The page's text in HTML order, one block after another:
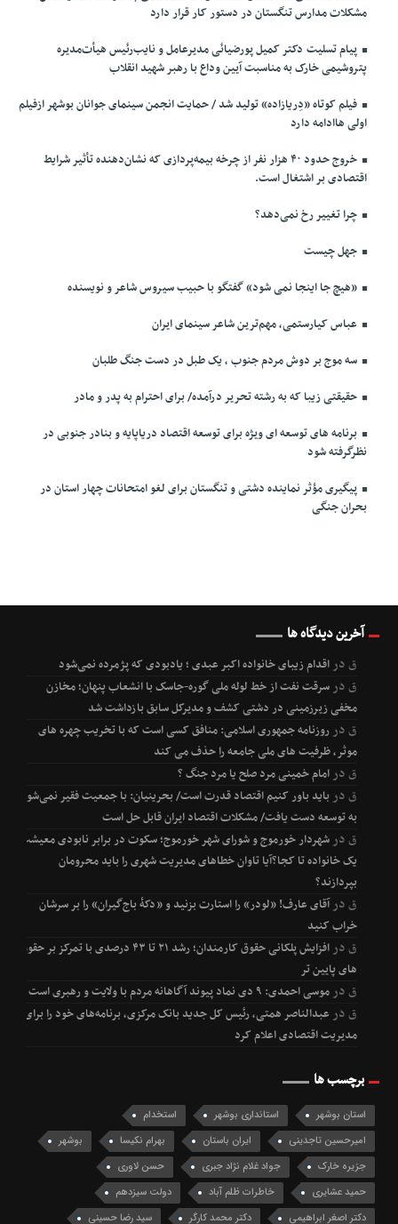
مشکلات مدارس تنگستان در دستور کار قرار دارد
پیام تسلیت دکتر کمیل پورضیائی مدیرعامل و نایب‌رئیس هیأت‌مدیره
پتروشیمی خارک به مناسبت آیین وداع با رهبر شهید انقلاب
فیلم کوتاه «دِریازاده» تولید شد / حمایت انجمن سینمای جوانان بوشهر ازفیلم
اولی هاادامه دارد
خروج حدود ۴۰ هزار نفر از چرخه بیمه‌پردازی که نشان‌دهنده تأثیر شرایط
اقتصادی بر اشتغال است.
چرا تغییر رخ نمی‌دهد؟
جهل چیست
«هیچ جا اینجا نمی شود» گفتگو با حبیب سیروس شاعر و نویسنده
عباس کیارستمی، مهم‌ترین شاعر سینمای ایران
سه موج بر دوش مردم جنوب ، یک طبل در دست جنگ طلبان
حقیقتی زیبا که به رشته تحریر درآمده/ برای احترام به پدر و مادر
برنامه های توسعه ای ویژه برای توسعه اقتصاد دریاپایه و بنادر جنوبی در
نظرگرفته شود
پیگیری مؤثر نماینده دشتی و تنگستان برای لغو امتحانات چهار استان در
بحران جنگی
آخرین دیدگاه ها
قدراقدام زیبای خانواده اکبر عبدی ؛ یادبودی که پژمرده نمی‌شود
قدرسرقت نفت از خط لوله ملی گوره-جاسک با انشعاب پنهان؛ مخازن
مخفی زیرزمینی در دشتی کشف و مدیرکل سابق بازداشت شد
قدرروزنامه جمهوری اسلامی: منافق کسی است که با تخریب چهره های
موثر، ظرفیت های ملی جامعه را حذف می کند
قدرامام خمینی مرد صلح یا مرد جنگ ؟
قدرباید باور کنیم اقتصاد قدرت است/ بحرینیان: با جمعیت فقیر نمی‌شود
به توسعه دست یافت/ مشکلات اقتصاد ایران قابل حل است
قدرشهردار خورموج و شورای شهر خورموج؛ سکوت در برابر نابودی معیشت
یک خانواده تا کجا؟آیا تاوان خطاهای مدیریت شهری را باید محرومان
بپردازند؟
قدرآقای عارف! «لودر» را استارت بزنید و «دکۀ باج‌گیران» را بر سرشان
خراب کنید
قدر
افزایش پلکانی حقوق کارمندان؛ رشد ۲۱ تا ۴۳ درصدی با تمرکز بر حقوق
های پایین تر
قدرموسی احمدی: ۹ دی نماد پیوند آگاهانه مردم با ولایت و رهبری است
قدر عبدالناصر همتی، رئیس کل جدید بانک مرکزی، برنامه‌های خود را برای
مدیریت اقتصادی اعلام کرد
برچسب ها
استان بوشهر استانداری بوشهر
استخدام
امیرحسین تاجدینی
ایران باستان بهرام نکیسا
بوشهر
جزیره خارک
جواد غلام نژاد جبری
حسن لاوری
حمید عشایری
خاطرات ظلم آباد
دولت سیزدهم
دکتر اصغر ابراهیمی
دکتر محمد کارگر سید رضا حسینی